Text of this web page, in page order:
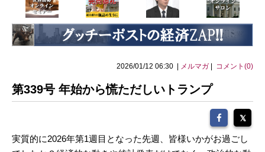
2026/01/12 06:30 | メルマガ コメント(0)
第339号 年始から慌ただしいトランプ
実質的に2026年第1週目となった先週、皆様いかがお過ごし